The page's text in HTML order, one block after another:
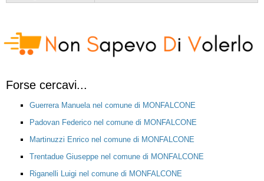
Forse cercavi...
Guerrera Manuela nel comune di MONFALCONE
Padovan Federico nel comune di MONFALCONE
Martinuzzi Enrico nel comune di MONFALCONE
Trentadue Giuseppe nel comune di MONFALCONE
Riganelli Luigi nel comune di MONFALCONE